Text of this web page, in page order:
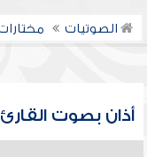
الصوتيات
أذان بصوت